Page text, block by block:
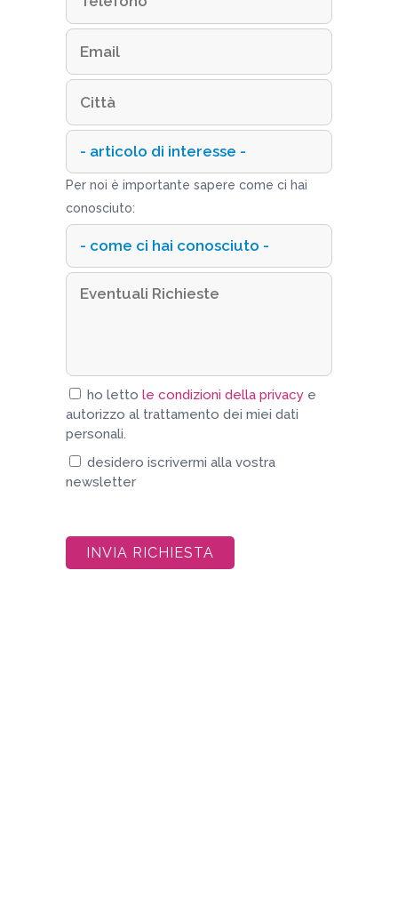
Per noi è importante sapere come ci hai
conosciuto:
ho letto le condizioni della privacy e
autorizzo al trattamento dei miei dati
personali.
desidero iscrivermi alla vostra
newsletter